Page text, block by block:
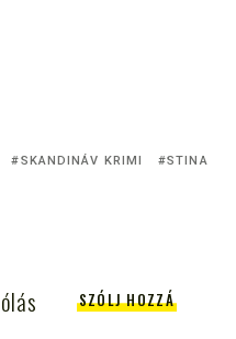
SKANDINÁV KRIMI
STINA
SZÓLJ HOZZÁ